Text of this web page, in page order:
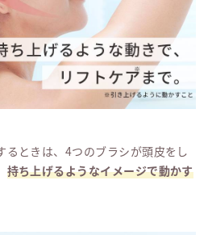
るときは、4つのブラシが頭皮をし
持ち上げるようなイメージで動かす